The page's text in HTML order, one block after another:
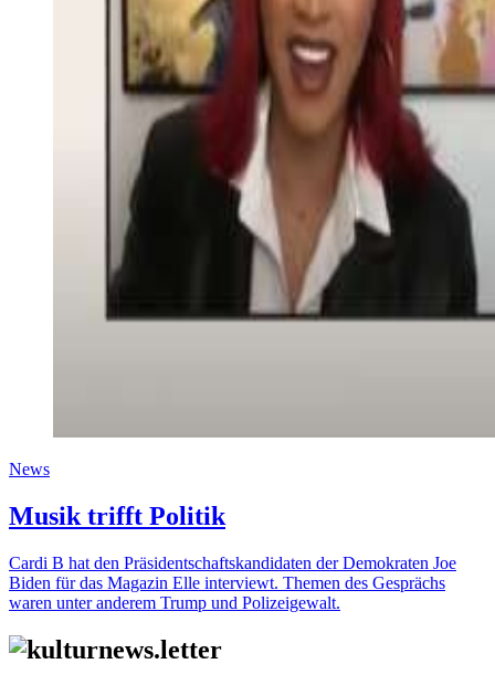
News
Musik trifft Politik
Cardi B hat den Präsidentschaftskandidaten der Demokraten Joe
Biden für das Magazin Elle interviewt. Themen des Gesprächs
waren unter anderem Trump und Polizeigewalt.